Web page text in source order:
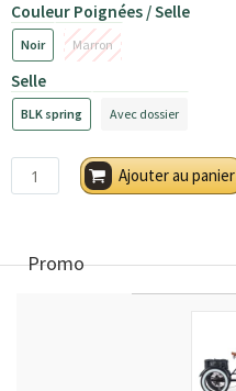
Couleur Poignées / Selle
Noir Marron
Selle
BLK spring Avec dossier
Ajouter au panier
Promo